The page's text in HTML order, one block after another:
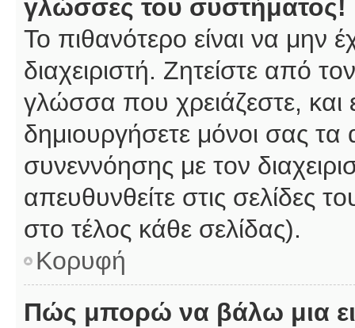
γλώσσες του συστήματος!
Το πιθανότερο είναι να μην
διαχειριστή. Ζητείστε από
γλώσσα που χρειάζεστε, και
δημιουργήσετε μόνοι σας
συνεννόησης με τον
απευθυνθείτε στις
στο τέλος κάθε σελίδας).
Κορυφή
Πώς μπορώ να βάλω μια